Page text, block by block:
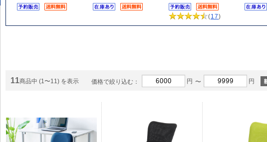
(17)
11商品中 (1〜11) を表示 価格で絞り込む： 円 〜 円